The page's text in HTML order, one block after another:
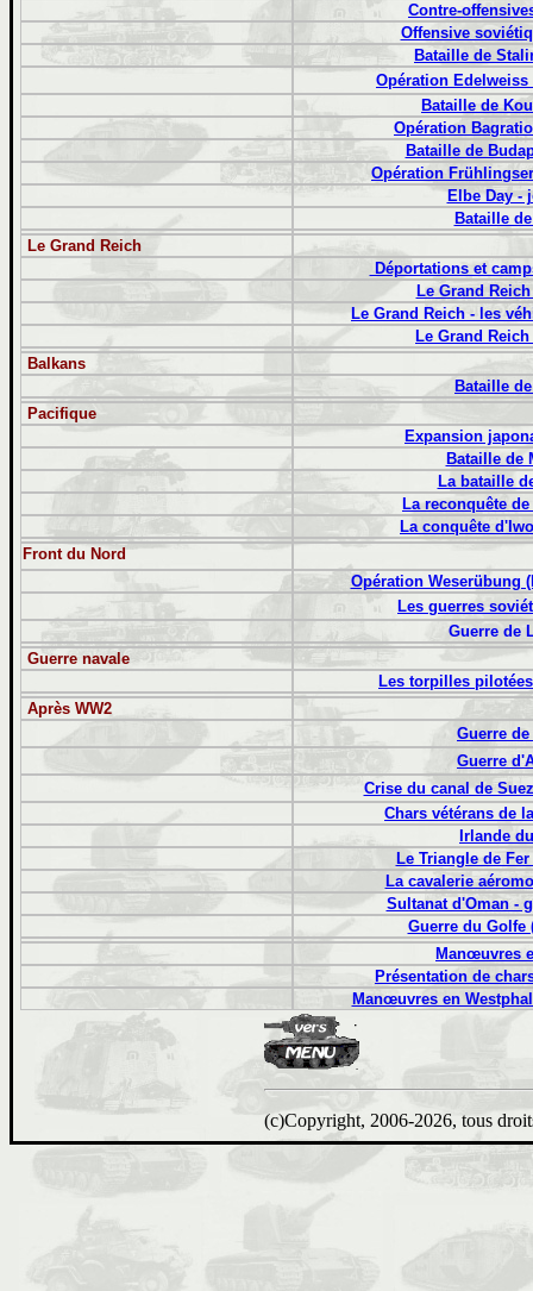
Contre-
Offensive
Bataille de
Opération Edelweiss
Bataille de
Opération
Bataille de
Opération
Elbe Day -
Bataille
Le Grand Reich
Déportations et
Le Grand
Le Grand Reich - les
Le Grand
Balkans
Bataille
Pacifique
Expansion
Bataille de
La bataille
La reconquête
La conquête
Front du Nord
Opération Weserübung
Les guerres
Guerre de
Guerre navale
Les torpilles
Après WW2
Guerre de
Guerre
Crise du canal de
Chars vétérans de
Irlande
Le Triangle de
La cavalerie
Sultanat d'Oman -
Guerre du Golfe
Manœuvres
Présentation de
Manœuvres en
(c)Copyright, 2006-2026, tous